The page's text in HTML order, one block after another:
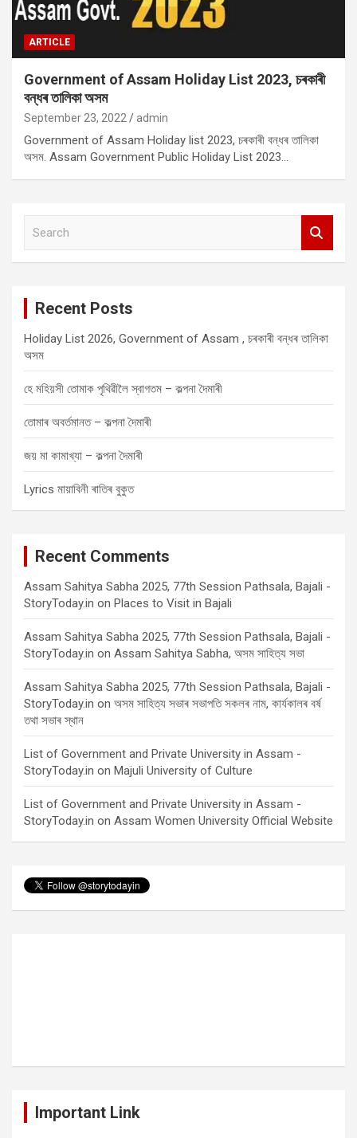
ARTICLE
Government of Assam Holiday List 2023, চৰকাৰী
বন্ধৰ তালিকা অসম
September 23, 2022 admin
Government of Assam Holiday list 2023, চৰকাৰী বন্ধৰ তালিকা
অসম. Assam Government Public Holiday List 2023…
Recent Posts
Holiday List 2026, Government of Assam , চৰকাৰী বন্ধৰ তালিকা
অসম
হে মহিয়সী তোমাক পৃথিৱীলৈ স্বাগতম – কল্পনা দৈমাৰী
তোমাৰ অবৰ্তমানত – কল্পনা দৈমাৰী
জয় মা কামাখ্যা – কল্পনা দৈমাৰী
Lyrics মায়াবিনী ৰাতিৰ বুকুত
Recent Comments
Assam Sahitya Sabha 2025, 77th Session Pathsala, Bajali -
StoryToday.in on Places to Visit in Bajali
Assam Sahitya Sabha 2025, 77th Session Pathsala, Bajali -
StoryToday.in on Assam Sahitya Sabha, অসম সাহিত্য সভা
Assam Sahitya Sabha 2025, 77th Session Pathsala, Bajali -
StoryToday.in on অসম সাহিত্য সভাৰ সভাপতি সকলৰ নাম, কাৰ্যকালৰ বৰ্ষ
তথা সভাৰ স্থান
List of Government and Private University in Assam -
StoryToday.in on Majuli University of Culture
List of Government and Private University in Assam -
StoryToday.in on Assam Women University Official Website
Important Link